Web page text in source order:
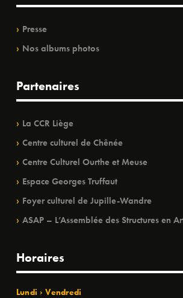
Presse
Nos albums photos
Partenaires
La CCR Liège
Centre culturel de Chênée
Centre Culturel Ourthe et Meuse
Espace Georges Truffaut
Foyer culturel de Jupille-Wandre
ASAP – L’Assemblée des Structures en
Horaires
Lundi › Vendredi